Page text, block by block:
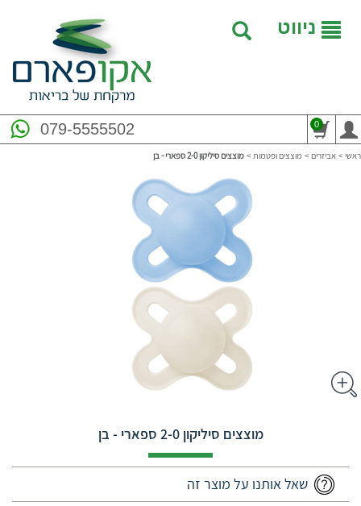
ניווט
079-5555502 0
ראשי > אביזרים > מוצצים ופטמות > מוצצים סיליקון 2-0 ספארי - בן
מוצצים סיליקון 2-0 ספארי - בן
שאל אותנו על מוצר זה